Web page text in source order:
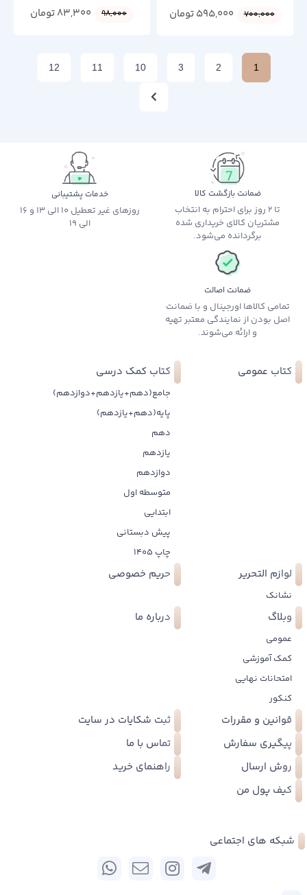
700,000
595,000تومان 98,000
83,300تومان
1
2
3
10
11
12
ضمانت بازگشت کالا
تا 2 روز برای احترام به انتخاب
مشتریان کالای خریداری شده
برگردانده می‌شود.
خدمات پشتیبانی
روزهای غیر تعطیل 10 الی 13 و 16
الی 19
ضمانت اصالت
تمامی کالاها اورجینال و با ضمانت
اصل بودن از نمایندگی معتبر تهیه
و ارائه می‌شوند.
کتاب عمومی کتاب کمک درسی
جامع(دهم+یازدهم+دوازدهم)
پایه(دهم+یازدهم)
دهم
یازدهم
دوازدهم
متوسطه اول
ابتدایی
پیش دبستانی
چاپ 1405
لوازم التحریر
نشانک
حریم خصوصی
وبلاگ
عمومی
کمک آموزشی
امتحانات نهایی
کنکور
درباره ما
قوانین و مقررات
ثبت شکایات در سایت
پیگیری سفارش
تماس با ما
روش ارسال
راهنمای خرید
کیف پول من
شبکه های اجتماعی